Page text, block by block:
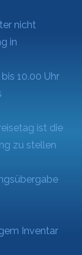
nicht
in
10.00 Uhr
ist die
zu stellen
Inventar